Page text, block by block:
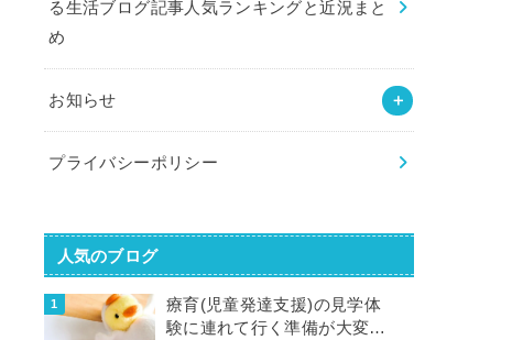
る生活ブログ記事人気ランキングと近況まと
め
お知らせ
プライバシーポリシー
人気のブログ
療育(児童発達支援)の見学体
験に連れて行く準備が大変…